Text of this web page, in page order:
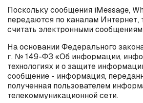
Поскольку сообщения iMessage,
передаются по каналам Интернет,
считать электронными
На основании Федерального
г. № 149-ФЗ «Об информации,
технологиях и о защите
сообщение - информация,
полученная пользователем
телекоммуникационной сети.